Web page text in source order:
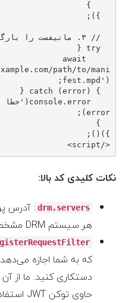
// ۳. مانیفست را بارگذاری کنید
try
await
path/to/mani
fest.mpd'
catch
console .error( 'خطا
})();
</
script
>
نکات کلیدی کد بالا:
drm.servers : آدرس
هر سیستم DRM مشخص می‌کنید.
که به شما اجازه
دستکاری کنید. ما از
حاوی توکن JWT استفاده می‌کنیم.